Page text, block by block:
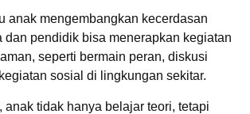
anak mengembangkan kecerdasan
dan pendidik bisa menerapkan kegiatan
seperti bermain peran, diskusi
sosial di lingkungan sekitar.
anak tidak hanya belajar teori, tetapi